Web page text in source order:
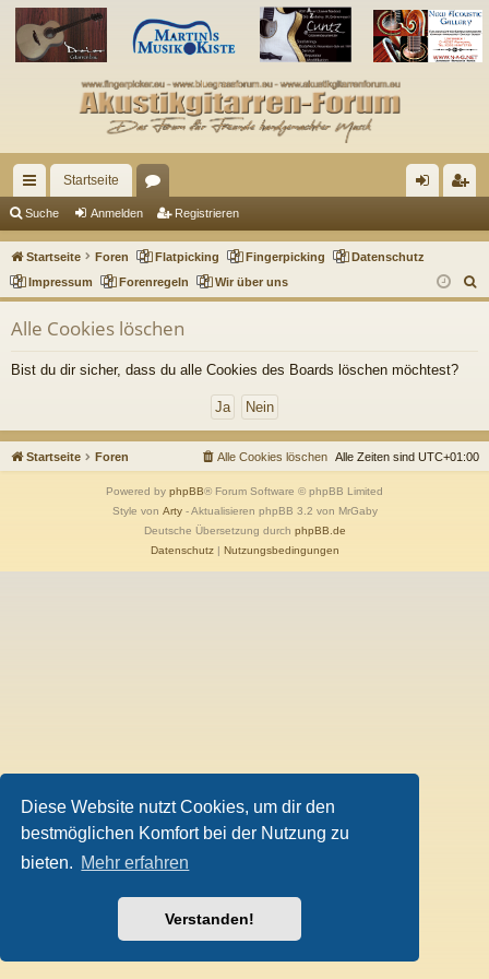
Diese Website nutzt Cookies, um dir den
bestmöglichen Komfort bei der Nutzung zu
bieten. Mehr erfahren
Verstanden!
ch
ne
llz
Startseite
en m ist
rie
Suche Anmelden Registrieren
Startseite Foren Flatpicking Fingerpicking
Datenschutz
Impressum
Forenregeln Wir über uns
u
Alle Cookies löschen
Bist du dir sicher, dass du alle Cookies des Boards löschen möchtest?
Startseite Foren Alle Zeiten sind UTC+01:00
Alle Cookies löschen
Powered by phpBB® Forum Software © phpBB Limited
Style von Arty- Aktualisieren phpBB 3.2 von MrGaby
Deutsche Übersetzung durch phpBB.de
Datenschutz| Nutzungsbedingungen